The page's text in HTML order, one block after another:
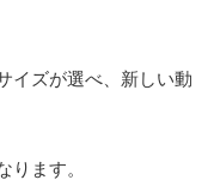
イズが選べ、新しい動
ります。